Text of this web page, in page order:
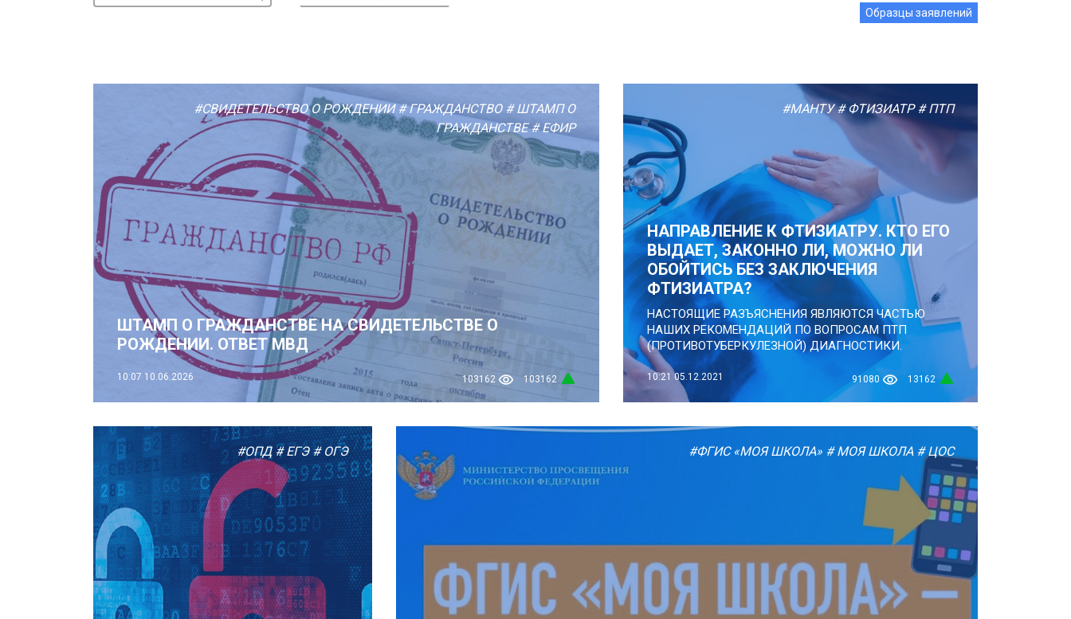
Образцы заявлений
#СВИДЕТЕЛЬСТВО О РОЖДЕНИИ # ГРАЖДАНСТВО # ШТАМП О
ГРАЖДАНСТВЕ # ЕФИР
ШТАМП О ГРАЖДАНСТВЕ НА СВИДЕТЕЛЬСТВЕ О
РОЖДЕНИИ. ОТВЕТ МВД
10:07 10.06.2026 103162 103162
#МАНТУ # ФТИЗИАТР # ПТП
НАПРАВЛЕНИЕ К ФТИЗИАТРУ. КТО ЕГО
ВЫДАЕТ, ЗАКОННО ЛИ, МОЖНО ЛИ
ОБОЙТИСЬ БЕЗ ЗАКЛЮЧЕНИЯ
ФТИЗИАТРА?
НАСТОЯЩИЕ РАЗЪЯСНЕНИЯ ЯВЛЯЮТСЯ ЧАСТЬЮ
НАШИХ РЕКОМЕНДАЦИЙ ПО ВОПРОСАМ ПТП
(ПРОТИВОТУБЕРКУЛЕЗНОЙ) ДИАГНОСТИКИ.
10:21 05.12.2021 91080 13162
#ОПД # ЕГЭ # ОГЭ #ФГИС «МОЯ ШКОЛА» # МОЯ ШКОЛА # ЦОС